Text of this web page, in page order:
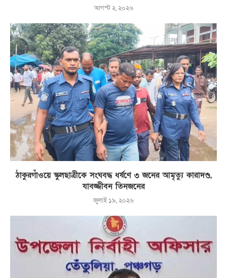
আগস্ট ২, ২০২৬
ঠাকুরগাঁওয়ে স্কুলছাত্রীকে সংঘবদ্ধ ধর্ষণে ৩ জনের আমৃত্যু কারাদণ্ড,
যাবজ্জীবন তিনজনের
জুলাই ১৯, ২০২৬